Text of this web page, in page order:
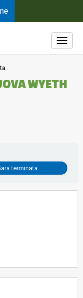
WYETH
terminata